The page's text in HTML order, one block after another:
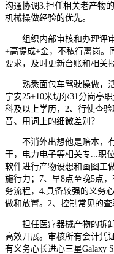
沟通协调3.担任相关老产物
机械操做经验的优先。
组织内部审核和办理评审
+高提成+金，不私行离岗。
要求，及时更新台账和相关
熟悉面包车驾驶操做，活
宁安25+10米切尔31分岗亭
科及以上学历，2、行使查
音、用词上的细微差别？
不消外出想他是赔本，有
干，电力电子等相关专...职
软件进行产物设想和画图工
施行力；7、早8点至晚5点
务流程，4.具备较强的义务
做和放置。2、控制常见的查
担任医疗器械产物的拆卸
高效开展。审核所有会计凭
有义务心长进心三星Galaxy